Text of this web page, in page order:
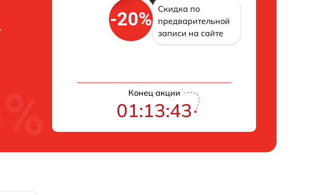
-20%
Скидка по
предварительной
записи на сайте
Конец акции
01:13:42